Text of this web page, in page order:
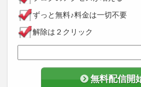
ずっと無料♪料金は一切不要
解除は２クリック
無料配信開